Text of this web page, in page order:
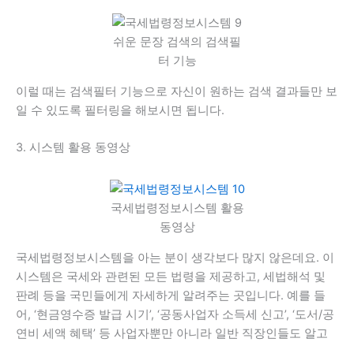
쉬운 문장 검색의 검색필
터 기능
이럴 때는 검색필터 기능으로 자신이 원하는 검색 결과들만 보
일 수 있도록 필터링을 해보시면 됩니다.
3. 시스템 활용 동영상
국세법령정보시스템 활용
동영상
국세법령정보시스템을 아는 분이 생각보다 많지 않은데요. 이
시스템은 국세와 관련된 모든 법령을 제공하고, 세법해석 및
판례 등을 국민들에게 자세하게 알려주는 곳입니다. 예를 들
어, ‘현금영수증 발급 시기’, ‘공동사업자 소득세 신고’, ‘도서/공
연비 세액 혜택’ 등 사업자뿐만 아니라 일반 직장인들도 알고